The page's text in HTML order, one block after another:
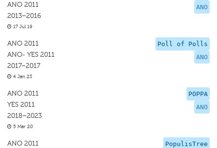
ANO
ANO 2011
2013–2016
17 Jul 19
Poll of Polls
ANO
ANO 2011
ANO- YES 2011
2017–2017
4 Jan 23
POPPA
ANO
ANO 2011
YES 2011
2018–2023
5 Mar 20
PopulisTree
ANO 2011